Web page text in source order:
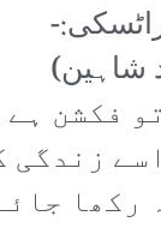
شاہین)
فکشن
زندگی
رکھا